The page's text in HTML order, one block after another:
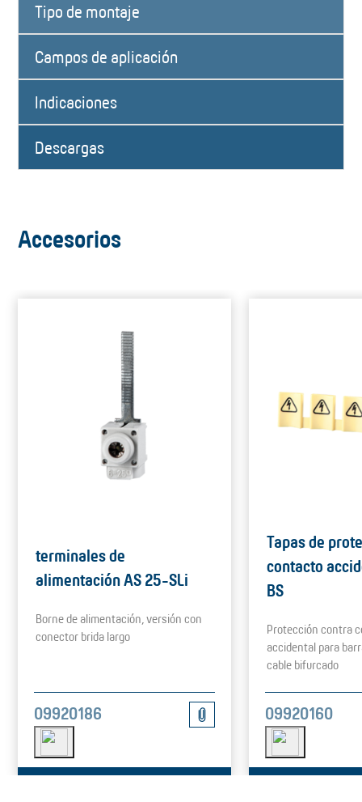
Tipo de montaje
Campos de aplicación
Indicaciones
Descargas
Accesorios
terminales de
alimentación AS 25-SLi
Borne de alimentación, versión con
conector brida largo
09920186
Tapas de
contacto
BS
Protección contra
accidental para
cable bifurcado
09920160